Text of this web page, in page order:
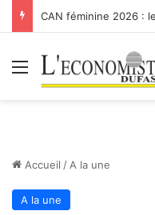
Menu
Accueil / A la une
A la une